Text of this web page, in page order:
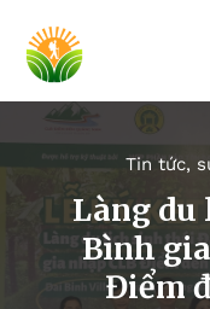
Tin tức,
Làng
Bình
Điểm